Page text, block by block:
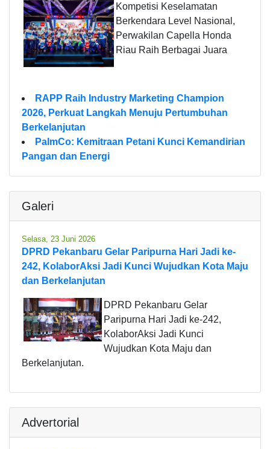
Kompetisi Keselamatan
Berkendara Level Nasional,
Perwakilan Capella Honda
Riau Raih Berbagai Juara
RAPP Raih Industry Marketing Champion
2026, Perkuat Langkah Menuju Pertumbuhan
Berkelanjutan
PalmCo: Kemitraan Petani Kunci Kemandirian
Pangan dan Energi
Galeri
Selasa, 23 Juni 2026
DPRD Pekanbaru Gelar Paripurna Hari Jadi ke-
242, KolaborAksi Jadi Kunci Wujudkan Kota Maju
dan Berkelanjutan
DPRD Pekanbaru Gelar
Paripurna Hari Jadi ke-242,
KolaborAksi Jadi Kunci
Wujudkan Kota Maju dan
Berkelanjutan.
Advertorial